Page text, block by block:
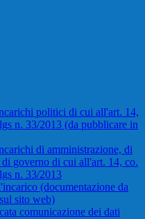
politici di cui all'art. 14,
n. 33/2013 (da pubblicare in
di amministrazione, di
governo di cui all'art. 14, co.
n. 33/2013
(documentazione da
sito web)
comunicazione dei dati